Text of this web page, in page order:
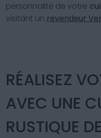
personnalité de votre
visitant un revendeur
RÉALISEZ
AVEC UNE
RUSTIQUE